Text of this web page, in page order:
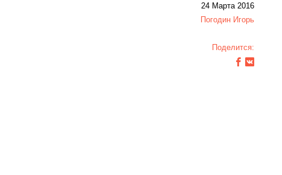
24 Марта 2016
Погодин Игорь
Поделится: